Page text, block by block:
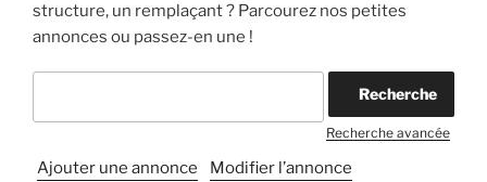
structure, un remplaçant ? Parcourez nos petites
annonces ou passez-en une !
Recherche avancée
Ajouter une annonce Modifier l’annonce